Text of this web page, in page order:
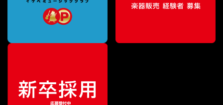
販売価格¥31,900（税込）